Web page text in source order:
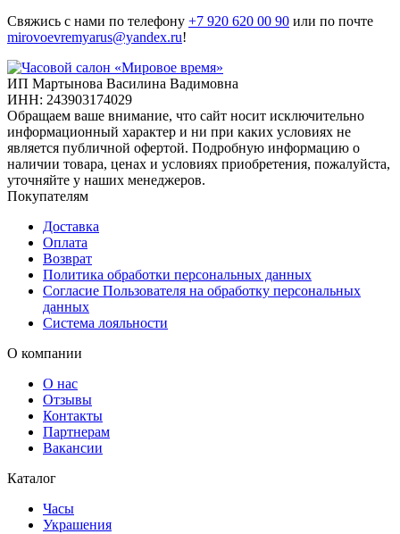
Свяжись с нами по телефону +7 920 620 00 90 или по почте
mirovoevremyarus@yandex.ru!
ИП Мартынова Василина Вадимовна
ИНН: 243903174029
Обращаем ваше внимание, что сайт носит исключительно
информационный характер и ни при каких условиях не
является публичной офертой. Подробную информацию о
наличии товара, ценах и условиях приобретения, пожалуйста,
уточняйте у наших менеджеров.
Покупателям
Доставка
Оплата
Возврат
Политика обработки персональных данных
Согласие Пользователя на обработку персональных
данных
Система лояльности
О компании
О нас
Отзывы
Контакты
Партнерам
Вакансии
Каталог
Часы
Украшения